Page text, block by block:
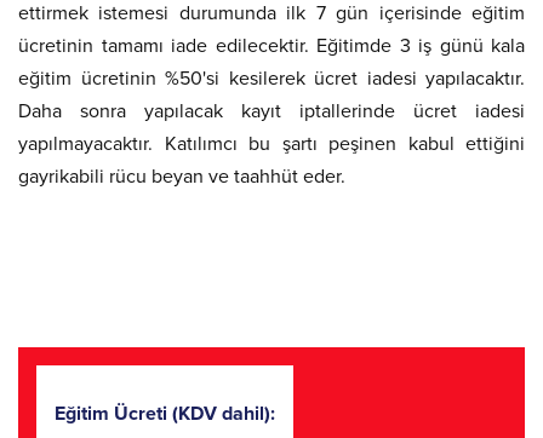
ettirmek istemesi durumunda ilk 7 gün içerisinde eğitim
ücretinin tamamı iade edilecektir. Eğitimde 3 iş günü kala
eğitim ücretinin %50'si kesilerek ücret iadesi yapılacaktır.
Daha sonra yapılacak kayıt iptallerinde ücret iadesi
yapılmayacaktır. Katılımcı bu şartı peşinen kabul ettiğini
gayrikabili rücu beyan ve taahhüt eder.
Eğitim Ücreti (KDV dahil):